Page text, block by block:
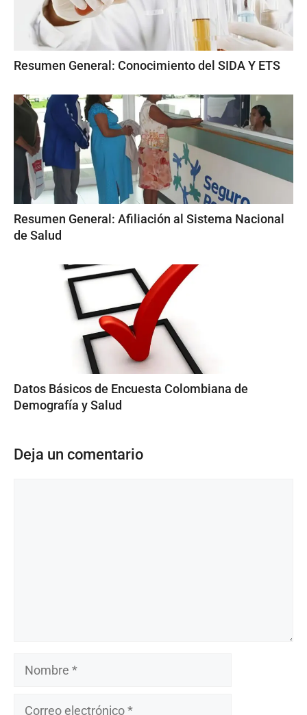
Resumen General: Conocimiento del SIDA Y ETS
Resumen General: Afiliación al Sistema Nacional
de Salud
Datos Básicos de Encuesta Colombiana de
Demografía y Salud
Deja un comentario
Nombre
Correo